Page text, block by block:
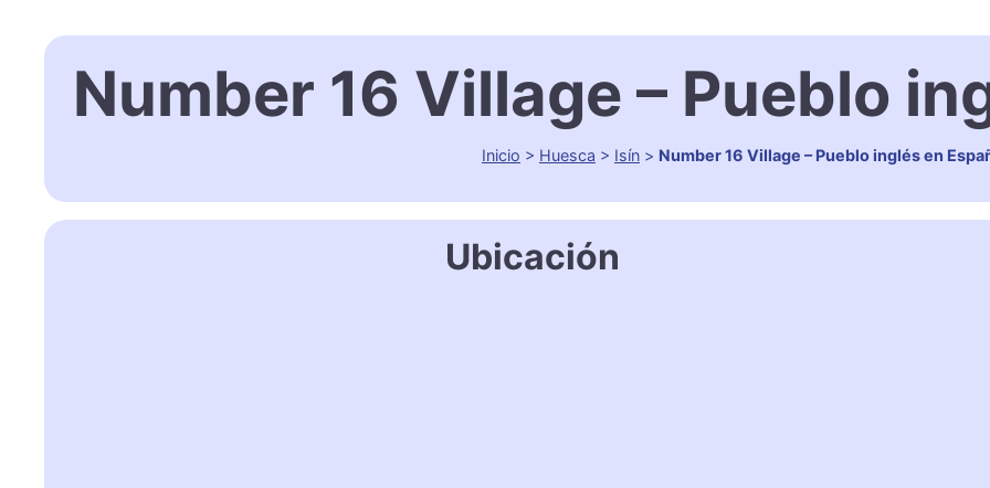
Number 16 Village – Pueblo
Inicio > Huesca > Isín > Number 16 Village – Pueblo inglés en
Ubicación